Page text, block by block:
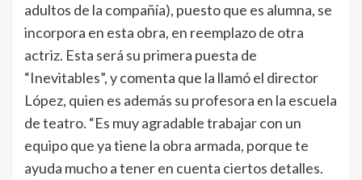
adultos de la compañía), puesto que es alumna, se
incorpora en esta obra, en reemplazo de otra
actriz. Esta será su primera puesta de
“Inevitables”, y comenta que la llamó el director
López, quien es además su profesora en la escuela
de teatro. “Es muy agradable trabajar con un
equipo que ya tiene la obra armada, porque te
ayuda mucho a tener en cuenta ciertos detalles.